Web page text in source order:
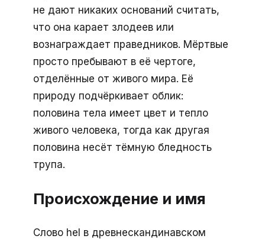
не дают никаких оснований считать,
что она карает злодеев или
вознаграждает праведников. Мёртвые
просто пребывают в её чертоге,
отделённые от живого мира. Её
природу подчёркивает облик:
половина тела имеет цвет и тепло
живого человека, тогда как другая
половина несёт тёмную бледность
трупа.
Происхождение и имя
Слово hel в древнескандинавском